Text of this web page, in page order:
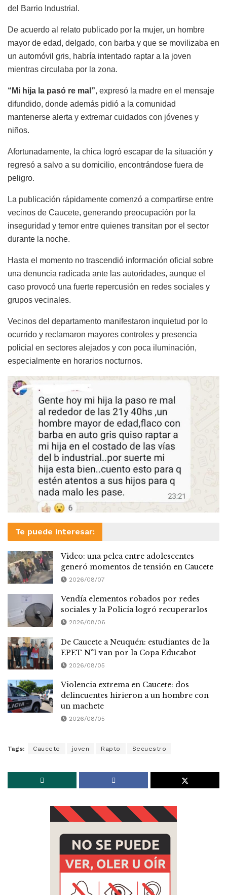
del Barrio Industrial.
De acuerdo al relato publicado por la mujer, un hombre
mayor de edad, delgado, con barba y que se movilizaba en
un automóvil gris, habría intentado raptar a la joven
mientras circulaba por la zona.
“Mi hija la pasó re mal”, expresó la madre en el mensaje
difundido, donde además pidió a la comunidad
mantenerse alerta y extremar cuidados con jóvenes y
niños.
Afortunadamente, la chica logró escapar de la situación y
regresó a salvo a su domicilio, encontrándose fuera de
peligro.
La publicación rápidamente comenzó a compartirse entre
vecinos de Caucete, generando preocupación por la
inseguridad y temor entre quienes transitan por el sector
durante la noche.
Hasta el momento no trascendió información oficial sobre
una denuncia radicada ante las autoridades, aunque el
caso provocó una fuerte repercusión en redes sociales y
grupos vecinales.
Vecinos del departamento manifestaron inquietud por lo
ocurrido y reclamaron mayores controles y presencia
policial en sectores alejados y con poca iluminación,
especialmente en horarios nocturnos.
Te puede interesar:
Video: una pelea entre adolescentes
generó momentos de tensión en Caucete
2026/08/07
Vendía elementos robados por redes
sociales y la Policía logró recuperarlos
2026/08/06
De Caucete a Neuquén: estudiantes de la
EPET N°1 van por la Copa Educabot
2026/08/05
Violencia extrema en Caucete: dos
delincuentes hirieron a un hombre con
un machete
2026/08/05
Tags: Caucete joven Rapto Secuestro